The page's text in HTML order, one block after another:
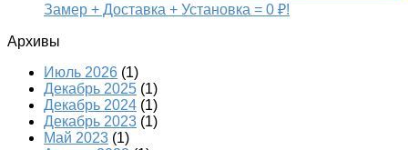
Замер + Доставка + Установка = 0 ₽!
Архивы
Июль 2026 (1)
Декабрь 2025 (1)
Декабрь 2024 (1)
Декабрь 2023 (1)
Май 2023 (1)